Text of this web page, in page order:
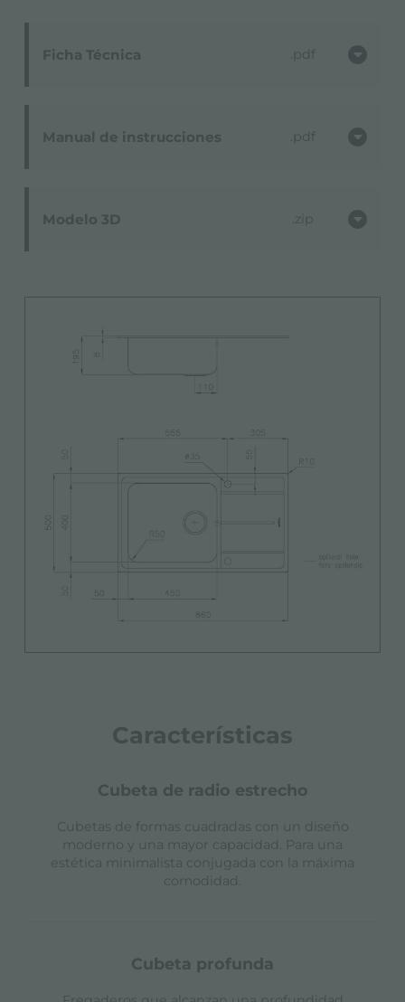
Ficha Técnica pdf
Manual de instrucciones pdf
Modelo 3D zip
Características
cubeta de radio estrecho
Cubetas de formas cuadradas con un diseño
moderno y una mayor capacidad. Para una
estética minimalista conjugada con la máxima
comodidad.
cubeta profunda